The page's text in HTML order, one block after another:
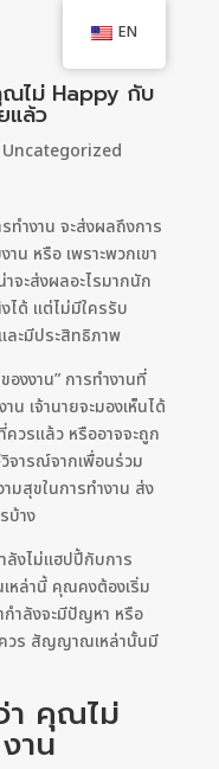
ไม่ Happy กับ
แล้ว
Uncategorized
ทำงาน จะส่งผลถึงการ
น หรือ เพราะพวกเขา
จะส่งผลอะไรมากนัก
ได้ แต่ไม่มีใครรับ
ละมีประสิทธิภาพ
งาน” การทำงานที่
เจ้านายจะมองเห็นได้
ควรแล้ว หรืออาจจะถูก
จารณ์จากเพื่อนร่วม
ามสุขในการทำงาน ส่ง
บ้าง
งไม่แฮปปี้กับการ
หล่านี้ คุณคงต้องเริ่ม
กำลังจะมีปัญหา หรือ
ที่ควร สัญญาณเหล่านั้นมี
คุณไม่
าน
EN